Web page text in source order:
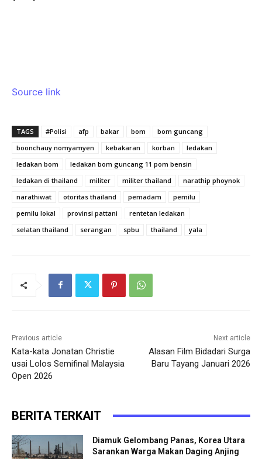
Source link
TAGS #Polisi afp bakar bom
bom guncang
boonchauy nomyamyen
kebakaran korban
ledakan
ledakan bom
ledakan bom guncang 11 pom bensin
ledakan di thailand
militer militer thailand
narathip phoynok
narathiwat
otoritas thailand pemadam
pemilu
pemilu lokal
provinsi pattani
rentetan ledakan
selatan thailand
serangan spbu thailand yala
Previous article
Kata-kata Jonatan Christie
usai Lolos Semifinal Malaysia
Open 2026
Next article
Alasan Film Bidadari Surga
Baru Tayang Januari 2026
BERITA TERKAIT
Diamuk Gelombang Panas, Korea Utara
Sarankan Warga Makan Daging Anjing